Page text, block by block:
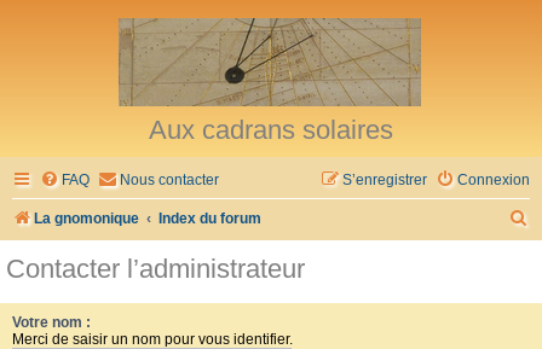
Aux cadrans solaires
FAQ Nous contacter Connexion
S’enregistrer
La gnomonique Index du forum
Contacter l’administrateur
Votre nom :
Merci de saisir un nom pour vous identifier.